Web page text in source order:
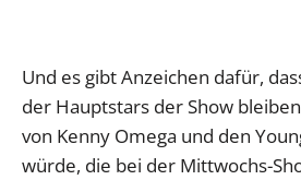
Und es gibt Anzeichen dafür,
der Hauptstars der Show
von Kenny Omega und den
würde, die bei der Mittwochs-